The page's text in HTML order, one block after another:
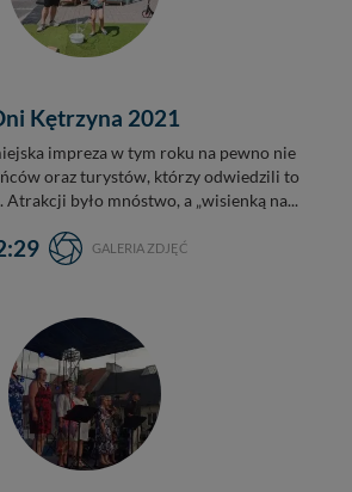
Kętrzyna 2021
impreza w tym roku na pewno nie
oraz turystów, którzy odwiedzili to
Atrakcji było mnóstwo, a „wisienką na...
GALERIA ZDJĘĆ